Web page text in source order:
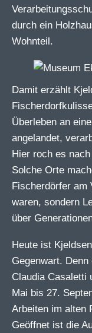
durch ein
Wohnteil.
Damit erzählt
Überleben an
angelandet,
Hier roch es
Solche Orte
Fischerdörfer am
waren, sondern
über
Heute ist
Gegenwart.
Claudia Casaletti
Mai bis 27.
Arbeiten im alten
Geöffnet ist die